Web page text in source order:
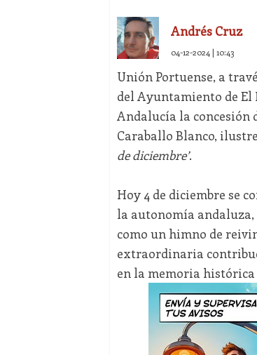
Andrés Cruz
04-12-2024 | 10:43
Unión Portuense, a
del Ayuntamiento de
Andalucía la concesión
Caraballo Blanco,
de diciembre’.
Hoy 4 de diciembre se
la autonomía andaluza,
como un himno de
extraordinaria
en la memoria